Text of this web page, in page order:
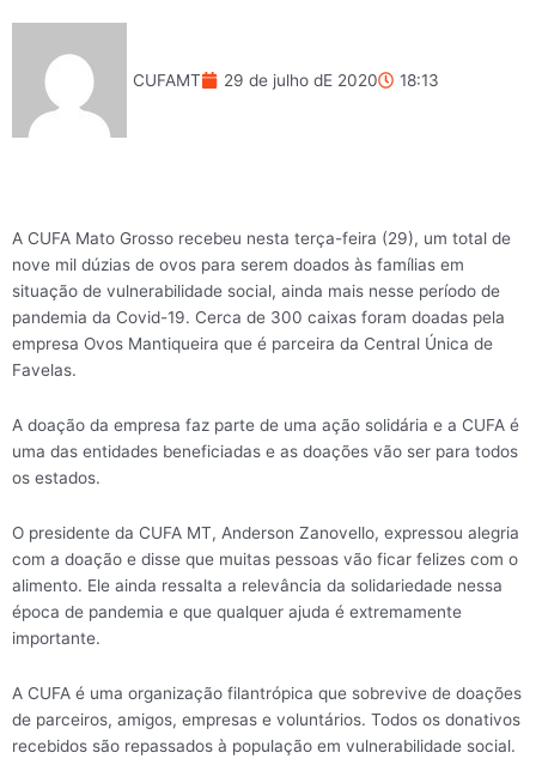
CUFAMT 29 de julho dE 2020 18:13
A CUFA Mato Grosso recebeu nesta terça-feira (29), um total de
nove mil dúzias de ovos para serem doados às famílias em
situação de vulnerabilidade social, ainda mais nesse período de
pandemia da Covid-19. Cerca de 300 caixas foram doadas pela
empresa Ovos Mantiqueira que é parceira da Central Única de
Favelas.
A doação da empresa faz parte de uma ação solidária e a CUFA é
uma das entidades beneficiadas e as doações vão ser para todos
os estados.
O presidente da CUFA MT, Anderson Zanovello, expressou alegria
com a doação e disse que muitas pessoas vão ficar felizes com o
alimento. Ele ainda ressalta a relevância da solidariedade nessa
época de pandemia e que qualquer ajuda é extremamente
importante.
A CUFA é uma organização filantrópica que sobrevive de doações
de parceiros, amigos, empresas e voluntários. Todos os donativos
recebidos são repassados à população em vulnerabilidade social.